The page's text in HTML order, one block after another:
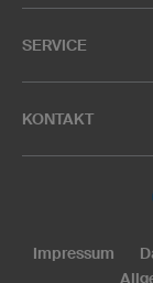
SERVICE
KONTAKT
Impressum